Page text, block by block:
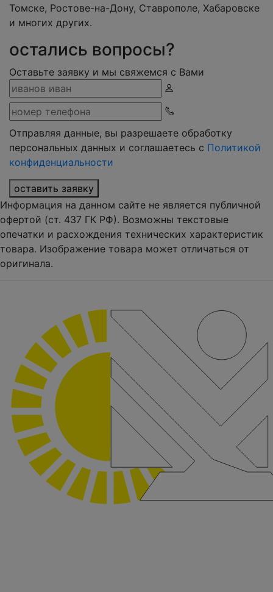
Томске, Ростове-на-Дону, Ставрополе, Хабаровске
и многих других.
остались вопросы?
Оставьте заявку и мы свяжемся с Вами
Отправляя данные, вы разрешаете обработку
персональных данных и соглашаетесь с Политикой
конфиденциальности
оставить заявку
Информация на данном сайте не является публичной
офертой (ст. 437 ГК РФ). Возможны текстовые
опечатки и расхождения технических характеристик
товара. Изображение товара может отличаться от
оригинала.